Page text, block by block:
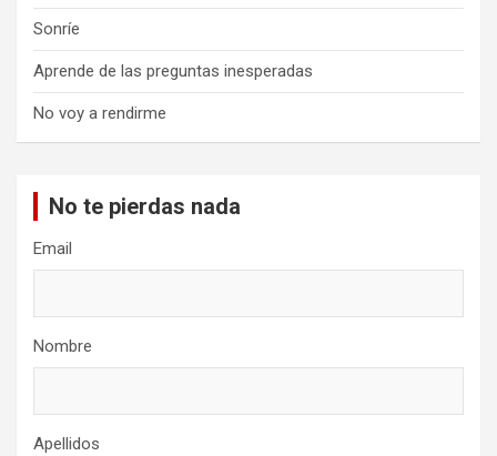
Sonríe
Aprende de las preguntas inesperadas
No voy a rendirme
No te pierdas nada
Email
Nombre
Apellidos